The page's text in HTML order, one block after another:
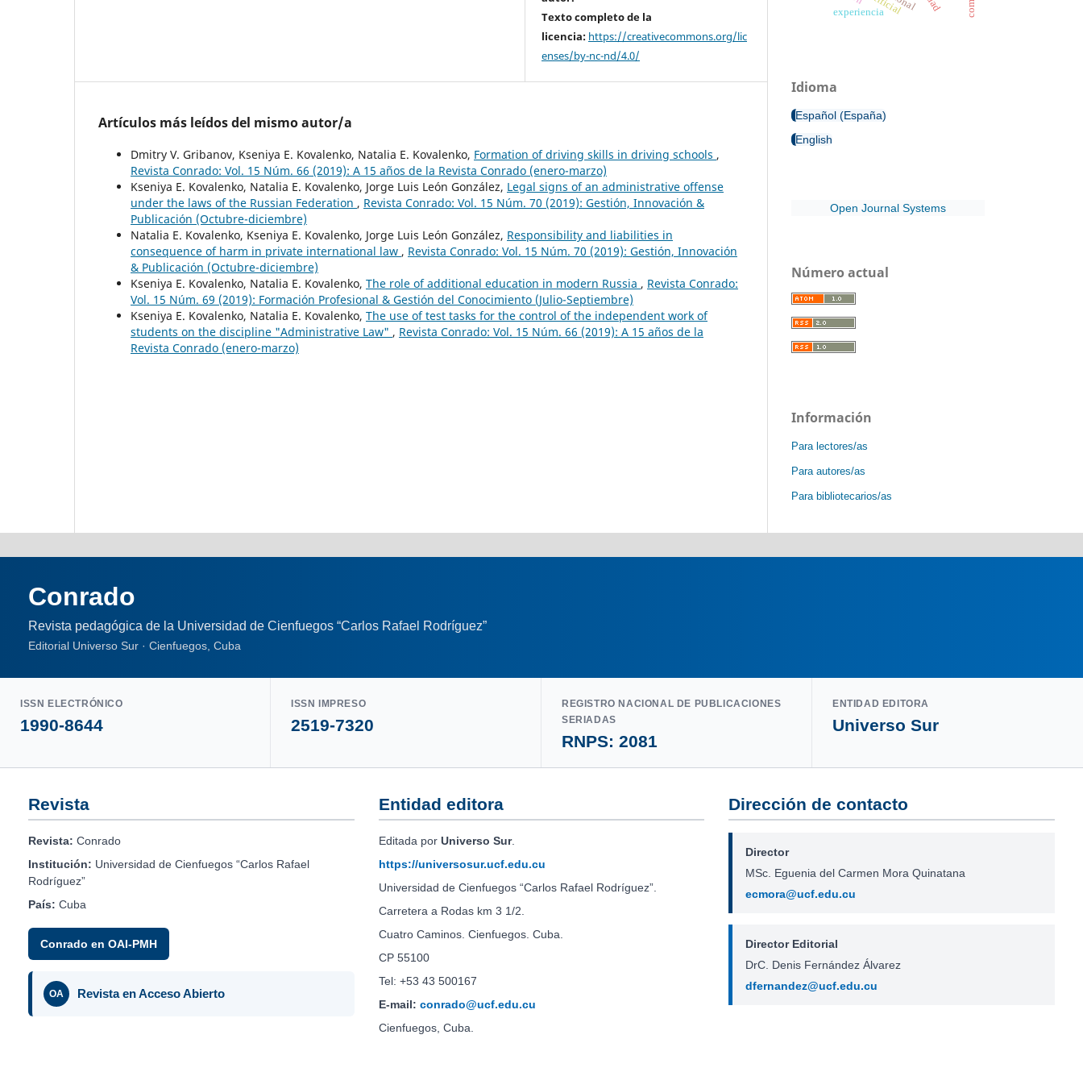
Texto completo de la
licencia: https://creativecommons.org/lic
enses/by-nc-nd/4.0/
Artículos más leídos del mismo autor/a
Dmitry V. Gribanov, Kseniya E. Kovalenko, Natalia E. Kovalenko, Formation of driving skills in driving schools ,
Revista Conrado: Vol. 15 Núm. 66 (2019): A 15 años de la Revista Conrado (enero-marzo)
Kseniya E. Kovalenko, Natalia E. Kovalenko, Jorge Luis León González, Legal signs of an administrative offense
under the laws of the Russian Federation , Revista Conrado: Vol. 15 Núm. 70 (2019): Gestión, Innovación &
Publicación (Octubre-diciembre)
Natalia E. Kovalenko, Kseniya E. Kovalenko, Jorge Luis León González, Responsibility and liabilities in
consequence of harm in private international law , Revista Conrado: Vol. 15 Núm. 70 (2019): Gestión, Innovación
& Publicación (Octubre-diciembre)
Kseniya E. Kovalenko, Natalia E. Kovalenko, The role of additional education in modern Russia , Revista Conrado:
Vol. 15 Núm. 69 (2019): Formación Profesional & Gestión del Conocimiento (Julio-Septiembre)
Kseniya E. Kovalenko, Natalia E. Kovalenko, The use of test tasks for the control of the independent work of
students on the discipline "Administrative Law" , Revista Conrado: Vol. 15 Núm. 66 (2019): A 15 años de la
Revista Conrado (enero-marzo)
experiencia
Idioma
Español (España)
English
Open Journal Systems
Número actual
Información
Para lectores/as
Para autores/as
Para bibliotecarios/as
Conrado
Revista pedagógica de la Universidad de Cienfuegos “Carlos Rafael Rodríguez”
Editorial Universo Sur · Cienfuegos, Cuba
ISSN ELECTRÓNICO
1990-8644
ISSN IMPRESO
2519-7320
REGISTRO NACIONAL DE PUBLICACIONES
SERIADAS
RNPS: 2081
ENTIDAD EDITORA
Universo Sur
Revista
Revista: Conrado
Institución: Universidad de Cienfuegos “Carlos Rafael
Rodríguez”
País: Cuba
Conrado en OAI-PMH
OA Revista en Acceso Abierto
Entidad editora
Editada por Universo Sur.
https://universosur.ucf.edu.cu
Universidad de Cienfuegos “Carlos Rafael Rodríguez”.
Carretera a Rodas km 3 1/2.
Cuatro Caminos. Cienfuegos. Cuba.
CP 55100
Tel: +53 43 500167
E-mail: conrado@ucf.edu.cu
Cienfuegos, Cuba.
Dirección de contacto
Director
MSc. Eguenia del Carmen Mora Quinatana
ecmora@ucf.edu.cu
Director Editorial
DrC. Denis Fernández Álvarez
dfernandez@ucf.edu.cu